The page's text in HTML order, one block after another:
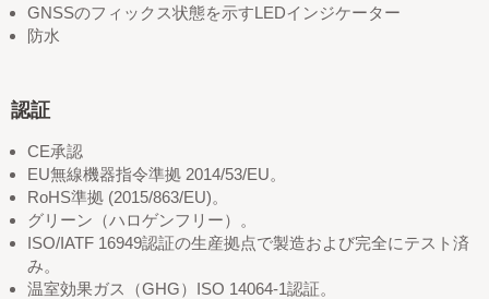
GNSSのフィックス状態を示すLEDインジケーター
防水
認証
CE承認
EU無線機器指令準拠 2014/53/EU。
RoHS準拠 (2015/863/EU)。
グリーン（ハロゲンフリー）。
ISO/IATF 16949認証の生産拠点で製造および完全にテスト済
み。
温室効果ガス（GHG）ISO 14064-1認証。